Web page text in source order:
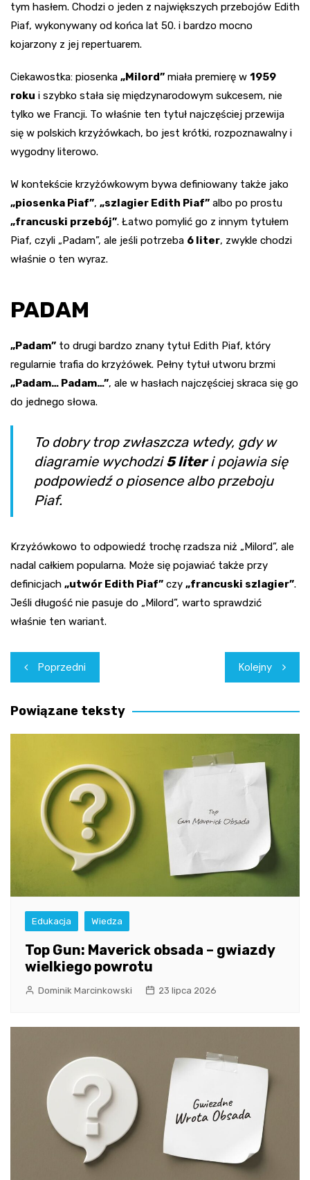
tym hasłem. Chodzi o jeden z największych przebojów Edith
Piaf, wykonywany od końca lat 50. i bardzo mocno
kojarzony z jej repertuarem.
Ciekawostka: piosenka „Milord” miała premierę w 1959
roku i szybko stała się międzynarodowym sukcesem, nie
tylko we Francji. To właśnie ten tytuł najczęściej przewija
się w polskich krzyżówkach, bo jest krótki, rozpoznawalny i
wygodny literowo.
W kontekście krzyżówkowym bywa definiowany także jako
„piosenka Piaf”, „szlagier Edith Piaf” albo po prostu
„francuski przebój”. Łatwo pomylić go z innym tytułem
Piaf, czyli „Padam”, ale jeśli potrzeba 6 liter, zwykle chodzi
właśnie o ten wyraz.
PADAM
„Padam” to drugi bardzo znany tytuł Edith Piaf, który
regularnie trafia do krzyżówek. Pełny tytuł utworu brzmi
„Padam… Padam…”, ale w hasłach najczęściej skraca się go
do jednego słowa.
To dobry trop zwłaszcza wtedy, gdy w
diagramie wychodzi5 literi pojawia się
podpowiedź o piosence albo przeboju
Piaf.
Krzyżówkowo to odpowiedź trochę rzadsza niż „Milord”, ale
nadal całkiem popularna. Może się pojawiać także przy
definicjach „utwór Edith Piaf” czy „francuski szlagier”.
Jeśli długość nie pasuje do „Milord”, warto sprawdzić
właśnie ten wariant.
Nawigacja
wpisu
Poprzedni Kolejny
Powiązane teksty
Edukacja Wiedza
Top Gun: Maverick obsada – gwiazdy
wielkiego powrotu
Dominik Marcinkowski 23 lipca 2026